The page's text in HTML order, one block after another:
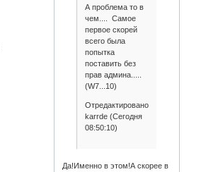
А проблема то в
чем.... Самое
первое скорей
всего была
попытка
поставить без
прав админа.....
(W7...10)
Отредактировано
karrde (Сегодня
08:50:10)
Да!Именно в этом!А скорее в